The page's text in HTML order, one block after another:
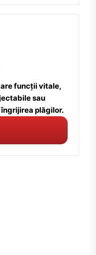
funcții vitale,
sau
plăgilor.